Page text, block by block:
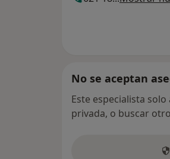
No se aceptan
Este especialista
privada, o buscar